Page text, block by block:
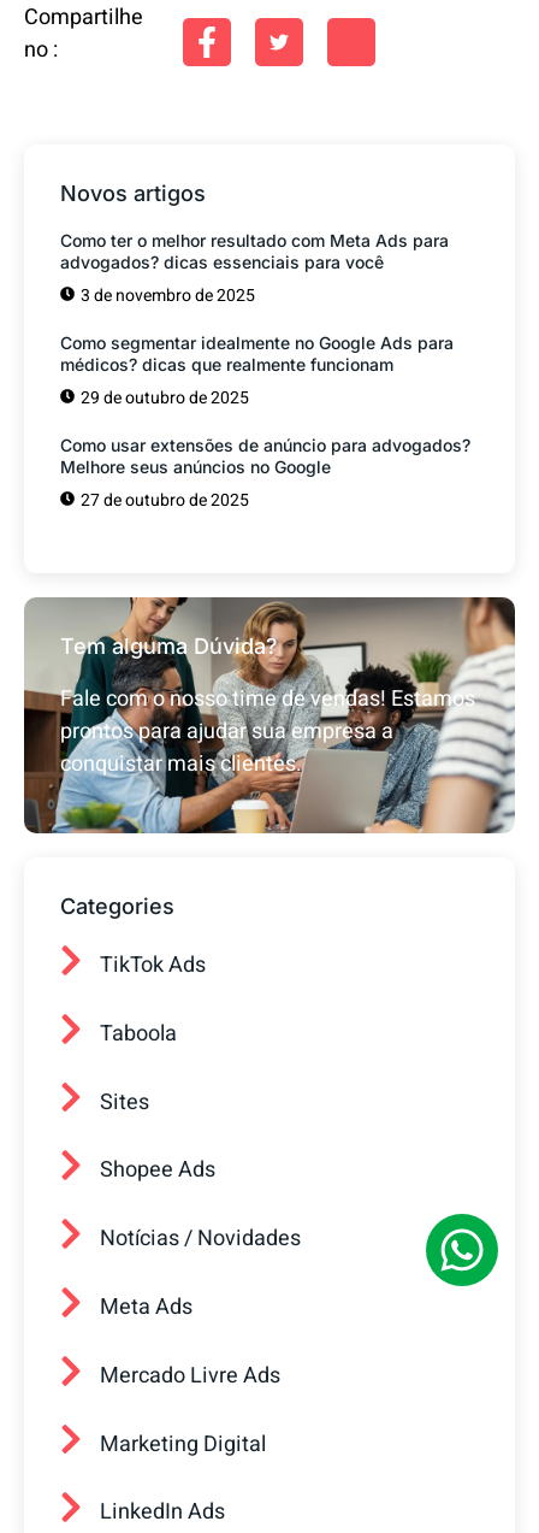
Compartilhe
no :
Novos artigos
Como ter o melhor resultado com Meta Ads para
advogados? dicas essenciais para você
3 de novembro de 2025
Como segmentar idealmente no Google Ads para
médicos? dicas que realmente funcionam
29 de outubro de 2025
Como usar extensões de anúncio para advogados?
Melhore seus anúncios no Google
27 de outubro de 2025
Tem alguma Dúvida?
Fale com o nosso time de vendas! Estamos
prontos para ajudar sua empresa a
conquistar mais clientes.
Categories
TikTok Ads
Taboola
Sites
Shopee Ads
Notícias / Novidades
Meta Ads
Mercado Livre Ads
Marketing Digital
LinkedIn Ads